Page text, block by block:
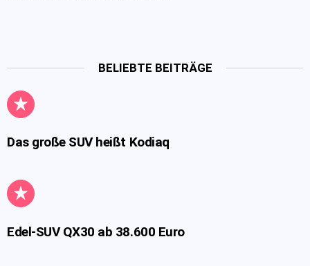
BELIEBTE BEITRÄGE
Das große SUV heißt Kodiaq
Edel-SUV QX30 ab 38.600 Euro